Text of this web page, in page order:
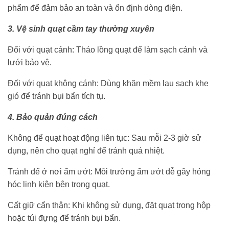
phẩm để đảm bảo an toàn và ổn định dòng điện.
3. Vệ sinh quạt cầm tay thường xuyên
Đối với quạt cánh: Tháo lồng quạt để làm sạch cánh và
lưới bảo vệ.
Đối với quạt không cánh: Dùng khăn mềm lau sạch khe
gió để tránh bụi bẩn tích tụ.
4. Bảo quản đúng cách
Không để quạt hoạt động liên tục: Sau mỗi 2-3 giờ sử
dụng, nên cho quạt nghỉ để tránh quá nhiệt.
Tránh để ở nơi ẩm ướt: Môi trường ẩm ướt dễ gây hỏng
hóc linh kiện bên trong quạt.
Cất giữ cẩn thận: Khi không sử dụng, đặt quạt trong hộp
hoặc túi đựng để tránh bụi bẩn.